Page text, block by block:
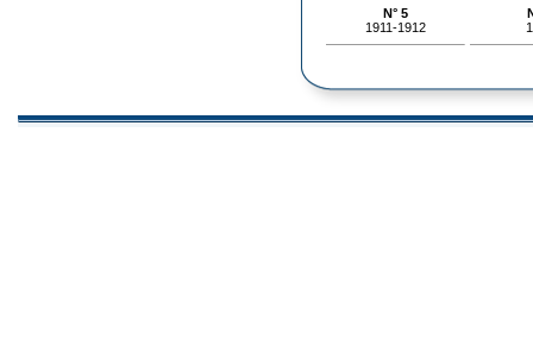
N° 5
1911-1912